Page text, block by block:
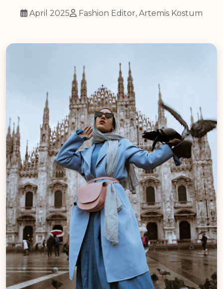
April 2025 Fashion Editor, Artemis Kostum